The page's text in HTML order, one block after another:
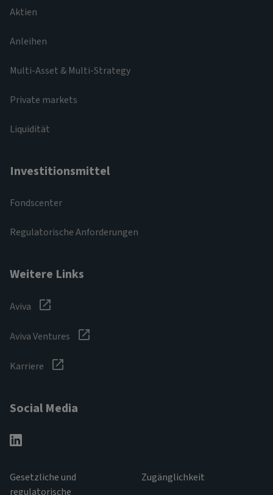
Aktien
Anleihen
Multi-Asset & Multi-Strategy
Private markets
Liquidität
Investitionsmittel
Fondscenter
Regulatorische Anforderungen
Weitere Links
Aviva
Aviva Ventures
Karriere
Social Media
Gesetzliche und
regulatorische
Zugänglichkeit